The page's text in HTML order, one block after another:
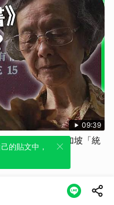
09:39
一封家書竟掀新加坡「統
嬤喊同根同源？
布貼
的貼文中，